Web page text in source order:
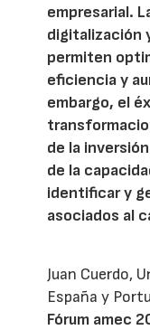
empresarial.
digitalización
permiten
eficiencia y
embargo, el
de la
de la
identificar y
asociados al
Juan Cuerdo,
España y
Fórum amec